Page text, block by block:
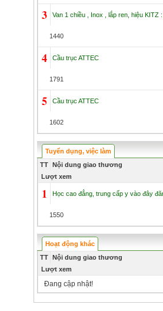
3 Van 1 chiều , Inox , lắp ren, hiệu KITZ
1440
4 Cầu trục ATTEC
1791
5 Cầu trục ATTEC
1602
Tuyển dụng, việc làm
TT
Nội dung giao thương
Lượt xem
1 Học cao đẳng, trung cấp y vào đây
1550
Hoạt động khác
TT
Nội dung giao thương
Lượt xem
Đang cập nhật!